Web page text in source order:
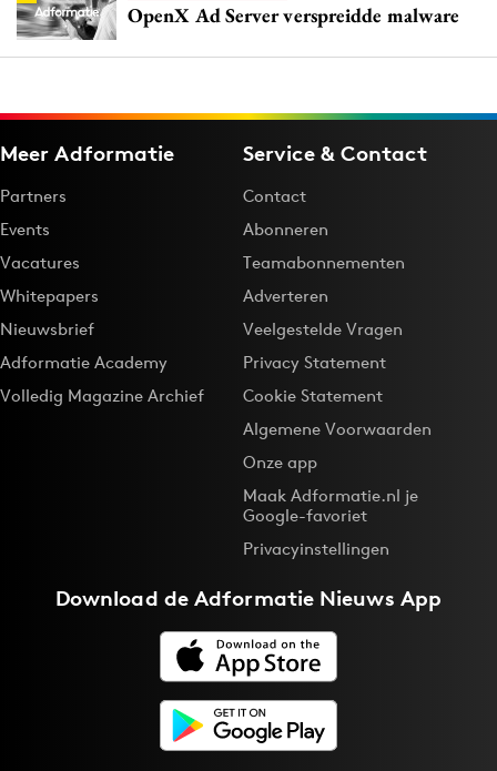
OpenX Ad Server verspreidde malware
Meer Adformatie
Partners
Events
Vacatures
Whitepapers
Nieuwsbrief
Adformatie Academy
Volledig Magazine Archief
Service & Contact
Contact
Abonneren
Teamabonnementen
Adverteren
Veelgestelde Vragen
Privacy Statement
Cookie Statement
Algemene Voorwaarden
Onze app
Maak Adformatie.nl je
Google-favoriet
Privacyinstellingen
Download deAdformatie Nieuws App